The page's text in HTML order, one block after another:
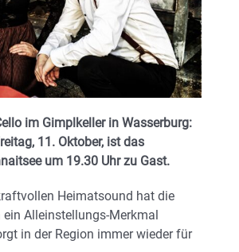
im Gimplkeller in Wasserburg:
11. Oktober, ist das
um 19.30 Uhr zu Gast.
Heimatsound hat die
Alleinstellungs-Merkmal
in der Region immer wieder für